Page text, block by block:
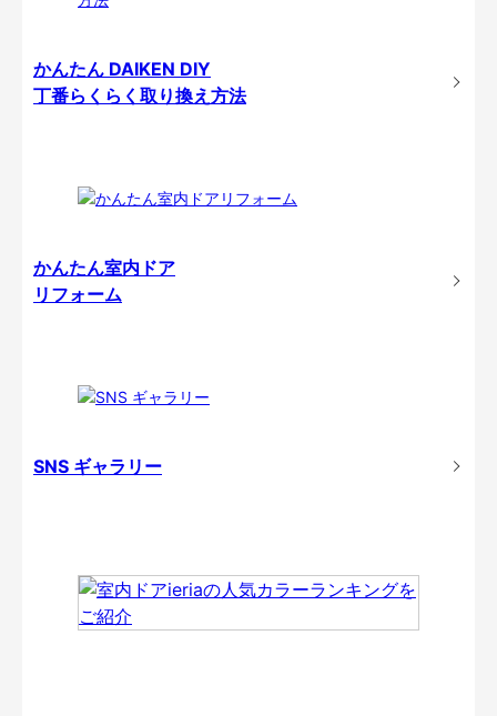
かんたん DAIKEN DIY
丁番らくらく取り換え方法
かんたん室内ドア
リフォーム
SNS ギャラリー